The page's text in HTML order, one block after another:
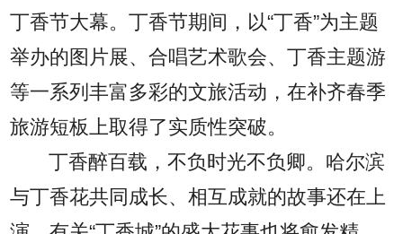
丁香节大幕。丁香节期间，以“丁香”为主题
举办的图片展、合唱艺术歌会、丁香主题游
等一系列丰富多彩的文旅活动，在补齐春季
旅游短板上取得了实质性突破。
丁香醉百载，不负时光不负卿。哈尔滨
与丁香花共同成长、相互成就的故事还在上